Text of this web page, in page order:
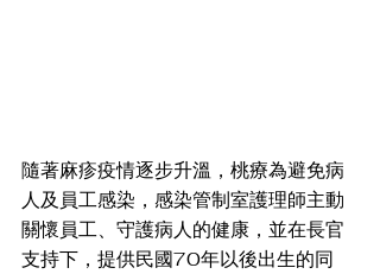
隨著麻疹疫情逐步升溫，桃療為避免病
人及員工感染，感染管制室護理師主動
關懷員工、守護病人的健康，並在長官
支持下，提供民國70年以後出生的同